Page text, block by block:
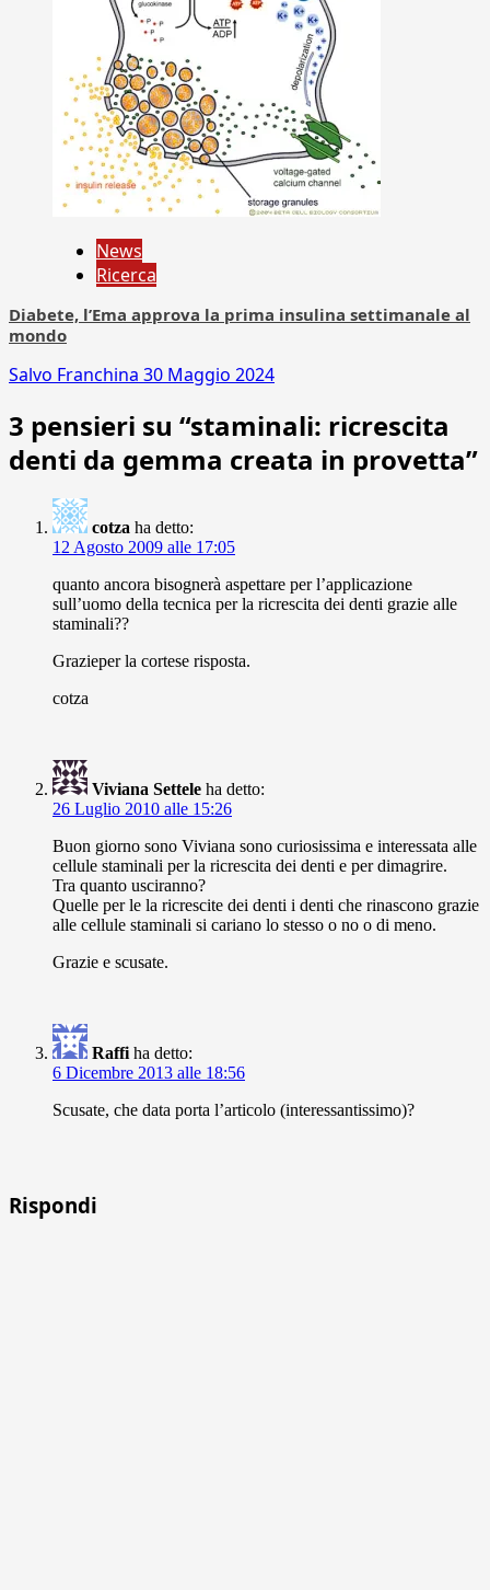
News
Ricerca
Diabete, l’Ema approva la prima insulina settimanale al
mondo
Salvo Franchina 30 Maggio 2024
3 pensieri su “staminali: ricrescita
denti da gemma creata in provetta”
cotza ha detto:
12 Agosto 2009 alle 17:05
quanto ancora bisognerà aspettare per l’applicazione
sull’uomo della tecnica per la ricrescita dei denti grazie alle
staminali??
Grazieper la cortese risposta.
cotza
Viviana Settele ha detto:
26 Luglio 2010 alle 15:26
Buon giorno sono Viviana sono curiosissima e interessata alle
cellule staminali per la ricrescita dei denti e per dimagrire.
Tra quanto usciranno?
Quelle per le la ricrescite dei denti i denti che rinascono grazie
alle cellule staminali si cariano lo stesso o no o di meno.
Grazie e scusate.
Raffi ha detto:
6 Dicembre 2013 alle 18:56
Scusate, che data porta l’articolo (interessantissimo)?
Rispondi